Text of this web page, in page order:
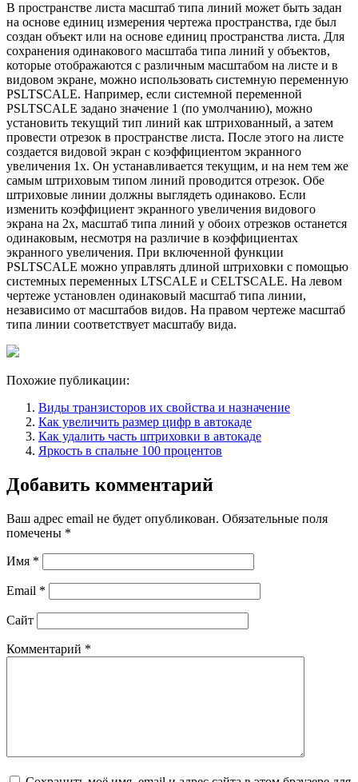
В пространстве листа масштаб типа линий может быть задан
на основе единиц измерения чертежа пространства, где был
создан объект или на основе единиц пространства листа. Для
сохранения одинакового масштаба типа линий у объектов,
которые отображаются с различным масштабом на листе и в
видовом экране, можно использовать системную переменную
PSLTSCALE. Например, если системной переменной
PSLTSCALE задано значение 1 (по умолчанию), можно
установить текущий тип линий как штрихованный, а затем
провести отрезок в пространстве листа. После этого на листе
создается видовой экран с коэффициентом экранного
увеличения 1x. Он устанавливается текущим, и на нем тем же
самым штриховым типом линий проводится отрезок. Обе
штриховые линии должны выглядеть одинаково. Если
изменить коэффициент экранного увеличения видового
экрана на 2x, масштаб типа линий у обоих отрезков останется
одинаковым, несмотря на различие в коэффициентах
экранного увеличения. При включенной функции
PSLTSCALE можно управлять длиной штриховки с помощью
системных переменных LTSCALE и CELTSCALE. На левом
чертеже установлен одинаковый масштаб типа линии,
независимо от масштабов видов. На правом чертеже масштаб
типа линии соответствует масштабу вида.
Похожие публикации:
Виды транзисторов их свойства и назначение
Как увеличить размер цифр в автокаде
Как удалить часть штриховки в автокаде
Яркость в спальне 100 процентов
Добавить комментарий
Ваш адрес email не будет опубликован. Обязательные поля
помечены *
Имя *
Email *
Сайт
Комментарий *